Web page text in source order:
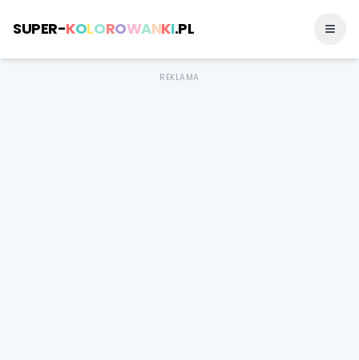
SUPER-KOLOROWANKI.PL
REKLAMA